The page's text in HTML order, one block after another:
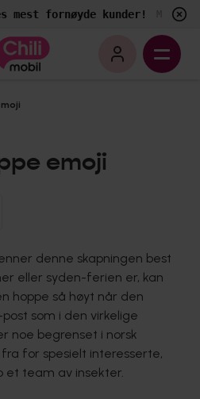
mest fornøyde kunder! Målt av
emoji
denne skapningen best
eller syden-ferien er, kan
hoppe så høyt når den
som i den virkelige
noe begrenset i norsk
for spesielt interesserte,
et team av insekter.